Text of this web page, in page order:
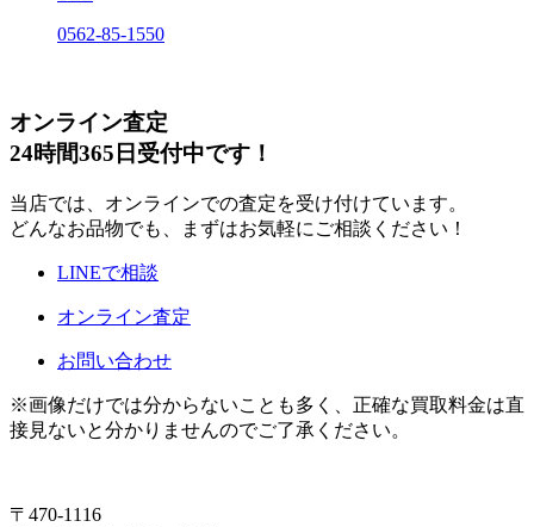
0562-85-1550
オンライン査定
24時間365日受付中です！
当店では、オンラインでの査定を受け付けています。
どんなお品物でも、まずはお気軽にご相談ください！
LINEで相談
オンライン査定
お問い合わせ
※画像だけでは分からないことも多く、正確な買取料金は直
接見ないと分かりませんのでご了承ください。
〒470-1116